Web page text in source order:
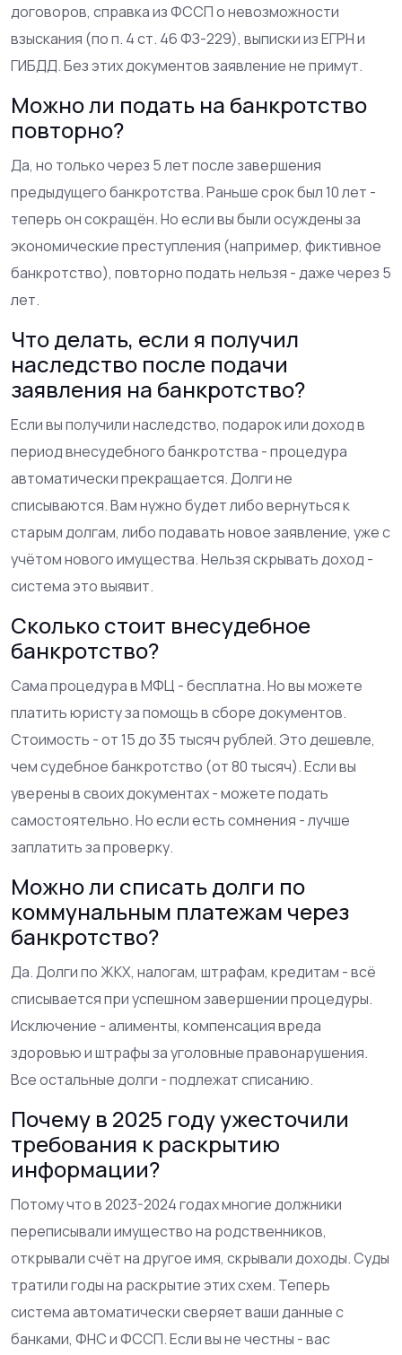
договоров, справка из ФССП о невозможности
взыскания (по п. 4 ст. 46 ФЗ-229), выписки из ЕГРН и
ГИБДД. Без этих документов заявление не примут.
Можно ли подать на банкротство
повторно?
Да, но только через 5 лет после завершения
предыдущего банкротства. Раньше срок был 10 лет -
теперь он сокращён. Но если вы были осуждены за
экономические преступления (например, фиктивное
банкротство), повторно подать нельзя - даже через 5
лет.
Что делать, если я получил
наследство после подачи
заявления на банкротство?
Если вы получили наследство, подарок или доход в
период внесудебного банкротства - процедура
автоматически прекращается. Долги не
списываются. Вам нужно будет либо вернуться к
старым долгам, либо подавать новое заявление, уже с
учётом нового имущества. Нельзя скрывать доход -
система это выявит.
Сколько стоит внесудебное
банкротство?
Сама процедура в МФЦ - бесплатна. Но вы можете
платить юристу за помощь в сборе документов.
Стоимость - от 15 до 35 тысяч рублей. Это дешевле,
чем судебное банкротство (от 80 тысяч). Если вы
уверены в своих документах - можете подать
самостоятельно. Но если есть сомнения - лучше
заплатить за проверку.
Можно ли списать долги по
коммунальным платежам через
банкротство?
Да. Долги по ЖКХ, налогам, штрафам, кредитам - всё
списывается при успешном завершении процедуры.
Исключение - алименты, компенсация вреда
здоровью и штрафы за уголовные правонарушения.
Все остальные долги - подлежат списанию.
Почему в 2025 году ужесточили
требования к раскрытию
информации?
Потому что в 2023-2024 годах многие должники
переписывали имущество на родственников,
открывали счёт на другое имя, скрывали доходы. Суды
тратили годы на раскрытие этих схем. Теперь
система автоматически сверяет ваши данные с
банками, ФНС и ФССП. Если вы не честны - вас